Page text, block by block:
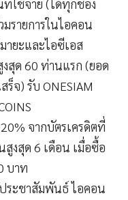
ใช้จ่าย (ได้ทุกช่อง
รายการในไอคอน
ายะและไอซีเอส
สุด 60 ท่านแรก (ยอด
จ) รับ ONESIAM
จากบัตรเครดิตที่
สูงสุด 6 เดือน เมื่อซื้อ
บาท
ระชาสัมพันธ์ ไอคอน